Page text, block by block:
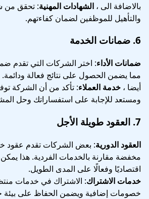
بالاضافة الى ، الشهادات المهنية: تحقق من
والتأهيل للموظفين لضمان كفاءتهم.
6. ضمانات الخدمة
ضمانات الأداء: اختر الشركات التي تقدم
مما يضمن الحصول على نتائج فعالة ودائمة.
أيضا ، خدمة العملاء: تأكد من أن الشركة
ومستعد للإجابة على استفساراتك وحل
7. العقود طويلة الأجل
العقود الدورية: بعض الشركات تقدم عقود
مخفضة مقارنة بالخدمات الفردية. هذا
اقتصاديًا وفعالًا على المدى الطويل.
خدمات الاشتراك: الاشتراك في خدمات
خصومات إضافية ويضمن الحفاظ على بيئة